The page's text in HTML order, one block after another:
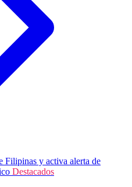
Filipinas y activa alerta de
Destacados